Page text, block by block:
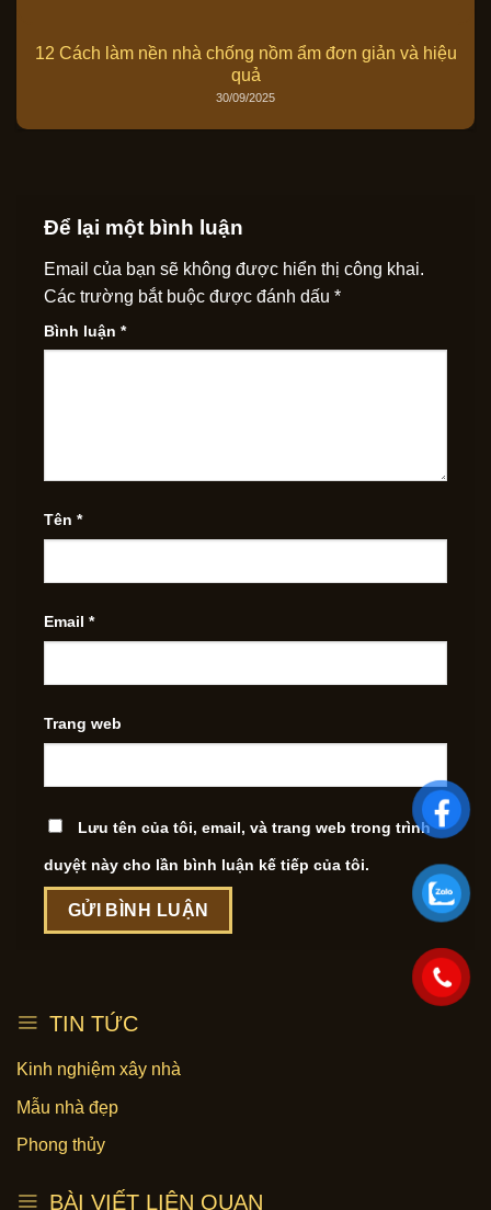
12 Cách làm nền nhà chống nồm ẩm đơn giản và hiệu
quả
30/09/2025
Để lại một bình luận
Email của bạn sẽ không được hiển thị công khai.
Các trường bắt buộc được đánh dấu *
Bình luận *
Tên *
Email *
Trang web
Lưu tên của tôi, email, và trang web trong trình
duyệt này cho lần bình luận kế tiếp của tôi.
TIN TỨC
Kinh nghiệm xây nhà
Mẫu nhà đẹp
Phong thủy
BÀI VIẾT LIÊN QUAN